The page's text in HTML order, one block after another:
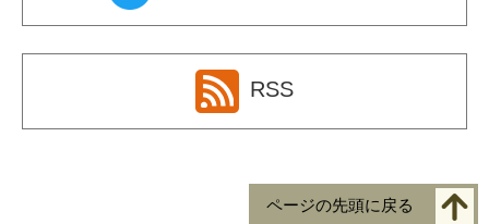
RSS
ページの先頭に戻る